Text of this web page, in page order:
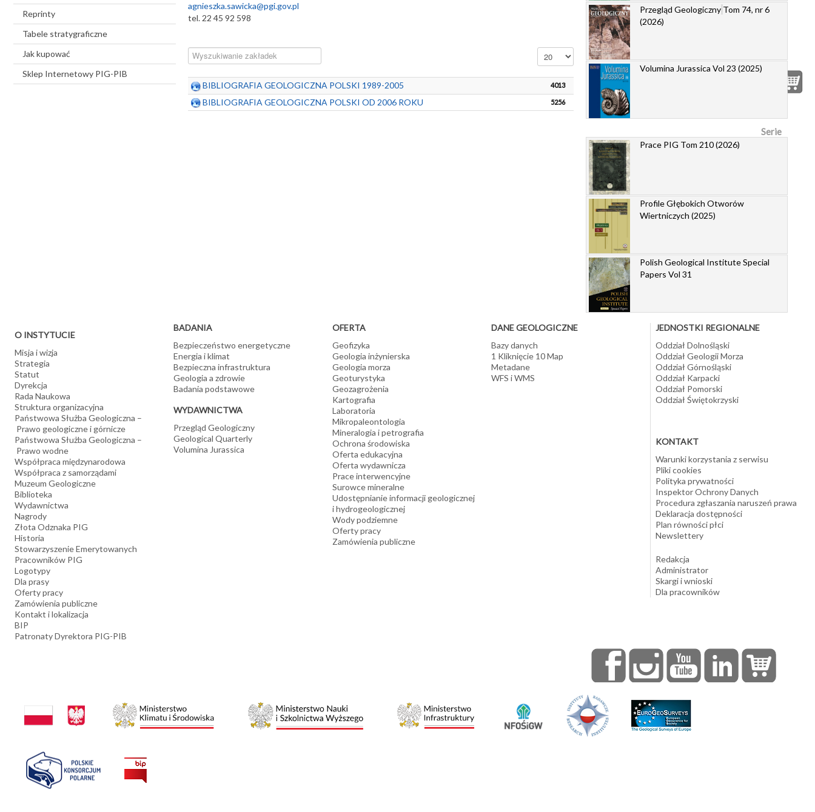
Reprinty
Tabele stratygraficzne
Jak kupować
Sklep Internetowy PIG-PIB
agnieszka.sawicka@pgi.gov.pl
tel. 22 45 92 598
Filtr pola Pokaż #
4013
BIBLIOGRAFIA GEOLOGICZNA POLSKI 1989-2005
5256
BIBLIOGRAFIA GEOLOGICZNA POLSKI OD 2006 ROKU
Przegląd Geologiczny Tom 74, nr 6
(2026)
Volumina Jurassica Vol 23 (2025)
Serie
Prace PIG Tom 210 (2026)
Profile Głębokich Otworów
Wiertniczych (2025)
Polish Geological Institute Special
Papers Vol 31
O INSTYTUCIE
Misja i wizja
Strategia
Statut
Dyrekcja
Rada Naukowa
Struktura organizacyjna
Państwowa Służba Geologiczna –
Prawo geologiczne i górnicze
Państwowa Służba Geologiczna –
Prawo wodne
Współpraca międzynarodowa
Współpraca z samorządami
Muzeum Geologiczne
Biblioteka
Wydawnictwa
Nagrody
Złota Odznaka PIG
Historia
Stowarzyszenie Emerytowanych
Pracowników PIG
Logotypy
Dla prasy
Oferty pracy
Zamówienia publiczne
Kontakt i lokalizacja
BIP
Patronaty Dyrektora PIG-PIB
BADANIA
Bezpieczeństwo energetyczne
Energia i klimat
Bezpieczna infrastruktura
Geologia a zdrowie
Badania podstawowe
WYDAWNICTWA
Przegląd Geologiczny
Geological Quarterly
Volumina Jurassica
OFERTA
Geofizyka
Geologia inżynierska
Geologia morza
Geoturystyka
Geozagrożenia
Kartografia
Laboratoria
Mikropaleontologia
Mineralogia i petrografia
Ochrona środowiska
Oferta edukacyjna
Oferta wydawnicza
Prace interwencyjne
Surowce mineralne
Udostępnianie informacji geologicznej
i hydrogeologicznej
Wody podziemne
Oferty pracy
Zamówienia publiczne
DANE GEOLOGICZNE
Bazy danych
1 Kliknięcie 10 Map
Metadane
WFS i WMS
JEDNOSTKI REGIONALNE
Oddział Dolnośląski
Oddział Geologii Morza
Oddział Górnośląski
Oddział Karpacki
Oddział Pomorski
Oddział Świętokrzyski
KONTAKT
Warunki korzystania z serwisu
Pliki cookies
Polityka prywatności
Inspektor Ochrony Danych
Procedura zgłaszania naruszeń prawa
Deklaracja dostępności
Plan równości płci
Newslettery
Redakcja
Administrator
Skargi i wnioski
Dla pracowników